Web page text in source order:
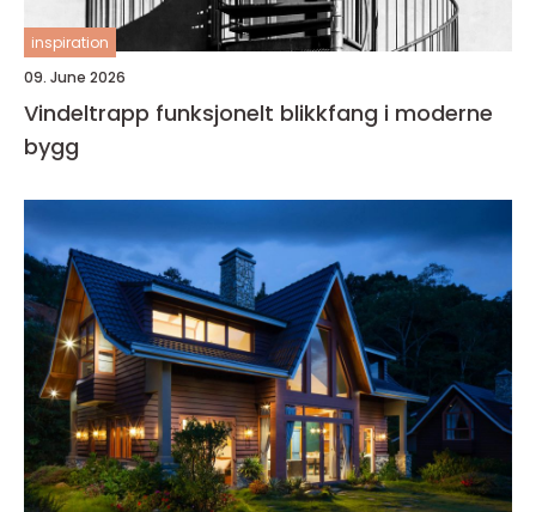
inspiration
09. June 2026
Vindeltrapp funksjonelt blikkfang i moderne
bygg